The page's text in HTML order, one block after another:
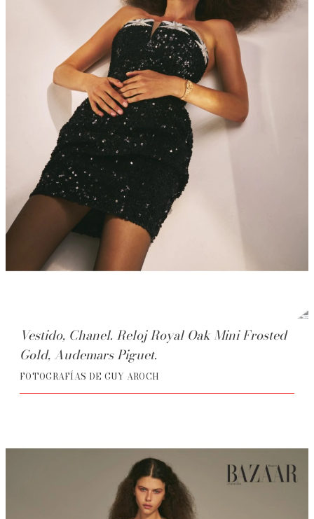
Vestido, Chanel. Reloj Royal Oak Mini Frosted
Gold, Audemars Piguet.
FOTOGRAFÍAS DE GUY AROCH